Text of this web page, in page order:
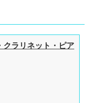
クラリネット・ピア